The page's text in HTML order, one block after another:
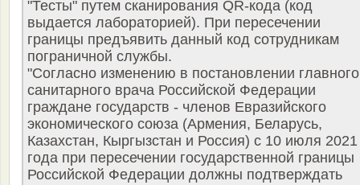
"Тесты" путем сканирования QR-кода (код
выдается лабораторией). При пересечении
границы предъявить данный код сотрудникам
пограничной службы.
"Согласно изменению в постановлении главного
санитарного врача Российской Федерации
граждане государств - членов Евразийского
экономического союза (Армения, Беларусь,
Казахстан, Кыргызстан и Россия) с 10 июля 2021
года при пересечении государственной границы
Российской Федерации должны подтверждать